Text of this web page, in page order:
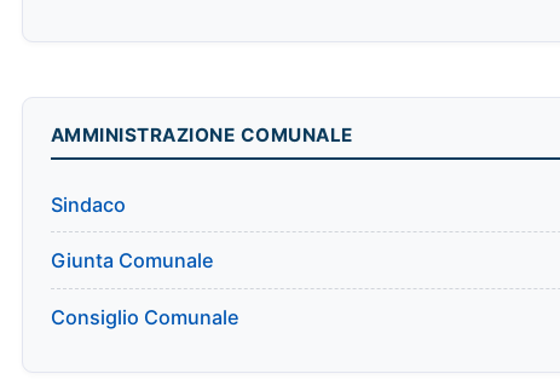
AMMINISTRAZIONE COMUNALE
Sindaco
Giunta Comunale
Consiglio Comunale